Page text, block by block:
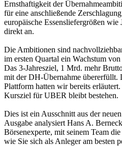
Ernsthaftigkeit der
für eine anschließende
europäische Essensliefergrößen
direkt an.
Die Ambitionen sind
im ersten Quartal ein Wachstum
Das 3-Jahresziel, 1 Mrd. mehr
mit der DH-Übernahme übererfüllt.
Plattform hatten wir bereits
Kursziel für UBER bleibt bestehen.
Dies ist ein Ausschnitt aus der neuen
Ausgabe analysiert Hans A.
Börsenexperte, mit seinem Team
wie Sie sich als Anleger am besten